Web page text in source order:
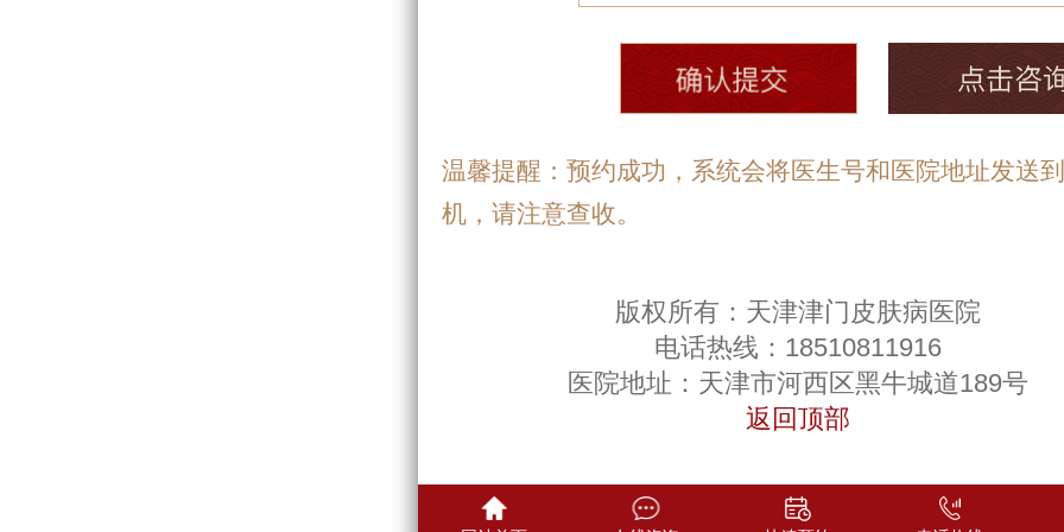
温馨提醒：预约成功，系统会将医生号和医院地址发送
机，请注意查收。
版权所有：天津津门皮肤病医院
电话热线：18510811916
医院地址：天津市河西区黑牛城道189号
返回顶部